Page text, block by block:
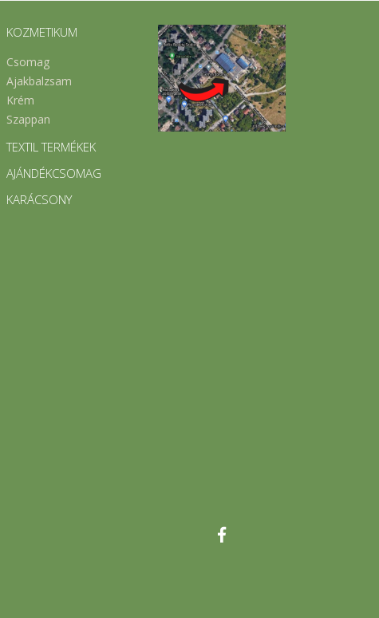
KOZMETIKUM
Csomag
Ajakbalzsam
Krém
Szappan
TEXTIL TERMÉKEK
AJÁNDÉKCSOMAG
KARÁCSONY